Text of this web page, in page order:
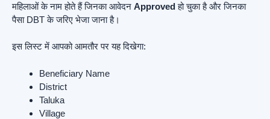
महिलाओं के नाम होते हैं जिनका आवेदन Approvedहो चुका है और जिनका
पैसा DBT के जरिए भेजा जाना है।
इस लिस्ट में आपको आमतौर पर यह दिखेगा:
Beneficiary Name
District
Taluka
Village